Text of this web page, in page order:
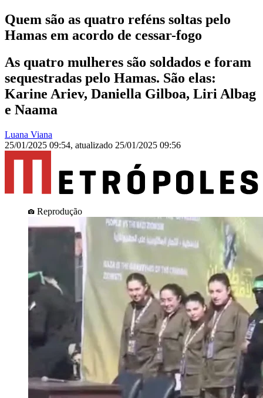
Quem são as quatro reféns soltas pelo
Hamas em acordo de cessar-fogo
As quatro mulheres são soldados e foram
sequestradas pelo Hamas. São elas:
Karine Ariev, Daniella Gilboa, Liri Albag
e Naama
Luana Viana
25/01/2025 09:54, atualizado 25/01/2025 09:56
Reprodução